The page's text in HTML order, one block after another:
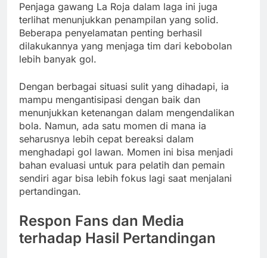
Penjaga gawang La Roja dalam laga ini juga
terlihat menunjukkan penampilan yang solid.
Beberapa penyelamatan penting berhasil
dilakukannya yang menjaga tim dari kebobolan
lebih banyak gol.
Dengan berbagai situasi sulit yang dihadapi, ia
mampu mengantisipasi dengan baik dan
menunjukkan ketenangan dalam mengendalikan
bola. Namun, ada satu momen di mana ia
seharusnya lebih cepat bereaksi dalam
menghadapi gol lawan. Momen ini bisa menjadi
bahan evaluasi untuk para pelatih dan pemain
sendiri agar bisa lebih fokus lagi saat menjalani
pertandingan.
Respon Fans dan Media
terhadap Hasil Pertandingan